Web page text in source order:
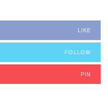
LIKE
FOLLOW
PIN